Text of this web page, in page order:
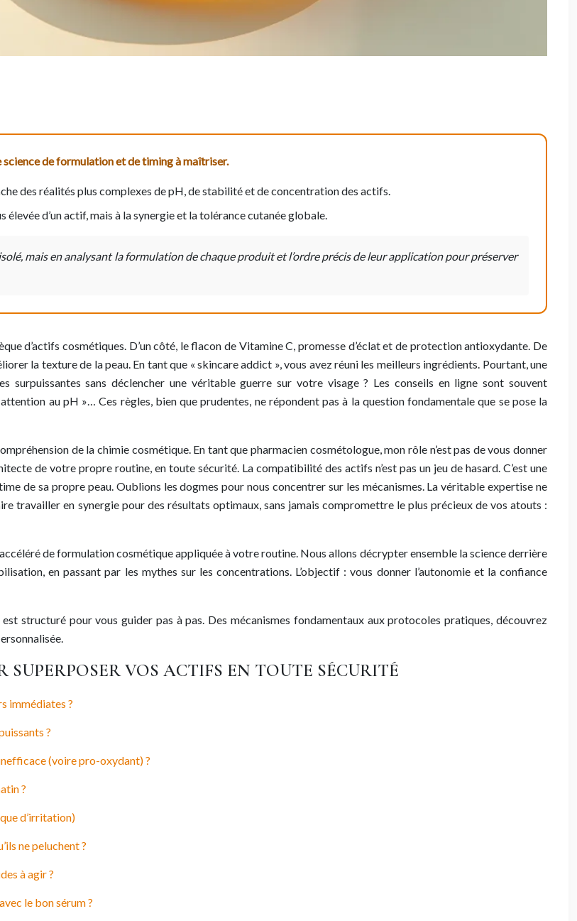
science de formulation et de timing à maîtriser.
des réalités plus complexes de pH, de stabilité et de concentration des actifs.
élevée d’un actif, mais à la synergie et la tolérance cutanée globale.
mais en analysant la formulation de chaque produit et l’ordre précis de leur application pour préserver
d’actifs cosmétiques. D’un côté, le flacon de Vitamine C, promesse d’éclat et de protection antioxydante. De
la texture de la peau. En tant que « skincare addict », vous avez réuni les meilleurs ingrédients. Pourtant, une
surpuissantes sans déclencher une véritable guerre sur votre visage ? Les conseils en ligne sont souvent
au pH »… Ces règles, bien que prudentes, ne répondent pas à la question fondamentale que se pose la
de la chimie cosmétique. En tant que pharmacien cosmétologue, mon rôle n’est pas de vous donner
de votre propre routine, en toute sécurité. La compatibilité des actifs n’est pas un jeu de hasard. C’est une
de sa propre peau. Oublions les dogmes pour nous concentrer sur les mécanismes. La véritable expertise ne
travailler en synergie pour des résultats optimaux, sans jamais compromettre le plus précieux de vos atouts :
accéléré de formulation cosmétique appliquée à votre routine. Nous allons décrypter ensemble la science derrière
en passant par les mythes sur les concentrations. L’objectif : vous donner l’autonomie et la confiance
structuré pour vous guider pas à pas. Des mécanismes fondamentaux aux protocoles pratiques, découvrez
VOS ACTIFS EN TOUTE SÉCURITÉ
immédiates ?
?
(voire pro-oxydant) ?
?
d’irritation)
ne peluchent ?
à agir ?
le bon sérum ?